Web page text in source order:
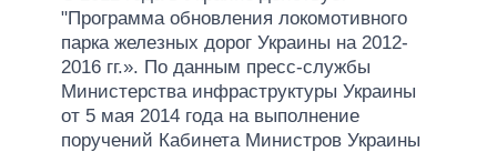
"Программа обновления локомотивного
парка железных дорог Украины на 2012-
2016 гг.». По данным пресс-службы
Министерства инфраструктуры Украины
от 5 мая 2014 года на выполнение
поручений Кабинета Министров Украины